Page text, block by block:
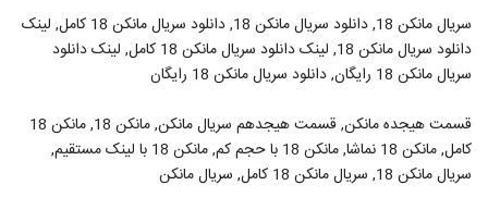
سریال مانکن 18, دانلود سریال مانکن 18, دانلود سریال مانکن 18 کامل, لینک
دانلود سریال مانکن 18, لینک دانلود سریال مانکن 18 کامل, لینک دانلود
سریال مانکن 18 رایگان, دانلود سریال مانکن 18 رایگان
قسمت هیجده مانکن, قسمت هیجدهم سریال مانکن, مانکن 18, مانکن 18
کامل, مانکن 18 نماشا, مانکن 18 با حجم کم, مانکن 18 با لینک مستقیم,
سریال مانکن 18, سریال مانکن 18 کامل, سریال مانکن